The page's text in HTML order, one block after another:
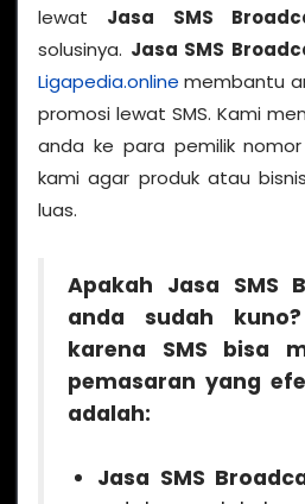
lewat Jasa SMS
solusinya. Jasa SMS
Ligapedia.online membantu
promosi lewat SMS. Kami
anda ke para pemilik
kami agar produk atau
luas.
Apakah Jasa SMS
anda sudah
karena SMS bisa
pemasaran yang
adalah:
Jasa SMS